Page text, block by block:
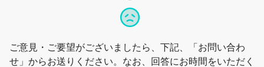
ご意見・ご要望がございましたら、下記、「お問い合わ
せ」からお送りください。なお、回答にお時間をいただく